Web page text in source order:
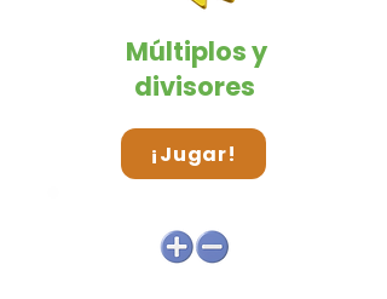
Múltiplos y
divisores
¡Jugar!